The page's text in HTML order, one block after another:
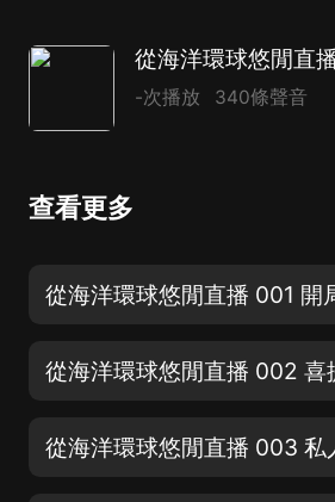
-次播放 340條聲音
查看更多